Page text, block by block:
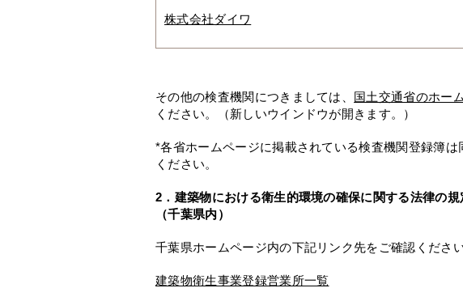
株式会社ダイワ
その他の検査機関につきましては、 国土交通省のホー
ください。（新しいウインドウが開きます。）
*各省ホームページに掲載されている検査機関登録簿
ください。
2．建築物における衛生的環境の確保に関する法律の
（千葉県内）
千葉県ホームページ内の下記リンク先をご確認ください
建築物衛生事業登録営業所一覧